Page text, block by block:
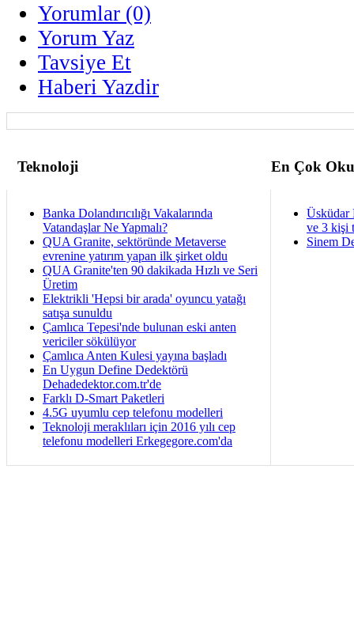
Yorumlar (0)
Yorum Yaz
Tavsiye Et
Haberi Yazdir
Teknoloji En Çok
Banka Dolandırıcılığı Vakalarında
Vatandaşlar Ne Yapmalı?
QUA Granite, sektöründe Metaverse
evrenine yatırım yapan ilk şirket oldu
QUA Granite'ten 90 dakikada Hızlı ve Seri
Üretim
Elektrikli 'Hepsi bir arada' oyuncu yatağı
satışa sunuldu
Çamlıca Tepesi'nde bulunan eski anten
vericiler sökülüyor
Çamlıca Anten Kulesi yayına başladı
En Uygun Define Dedektörü
Dehadedektor.com.tr'de
Farklı D-Smart Paketleri
4.5G uyumlu cep telefonu modelleri
Teknoloji meraklıları için 2016 yılı cep
telefonu modelleri Erkegegore.com'da
Üsküdar
ve 3 kişi
Sinem